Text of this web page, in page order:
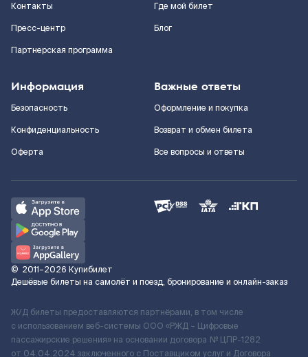
Контакты
Пресс-центр
Партнерская программа
Где мой билет
Блог
Информация
Безопасность
Конфиденциальность
Оферта
Важные ответы
Оформление и покупка
Возврат и обмен билета
Все вопросы и ответы
© 2011–2026 Купибилет
Дешёвые билеты на самолёт и поезд, бронирование и онлайн-заказ
Ж/Д билеты предоставляются партнёрами, в том числе
с использованием веб-системы ООО «РЖД – Цифровые
пассажирские решения» на основании договора № ЦПР-1282
от 04.04.2024 заключенного с Поставщиком услуг и Договора